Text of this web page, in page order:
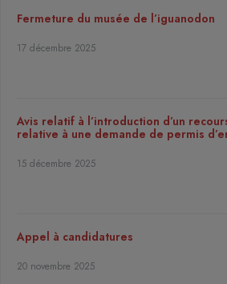
Fermeture du musée de l’iguanodon
17 décembre 2025
Avis relatif à l’introduction d’un
relative à une demande de permis
15 décembre 2025
Appel à candidatures
20 novembre 2025